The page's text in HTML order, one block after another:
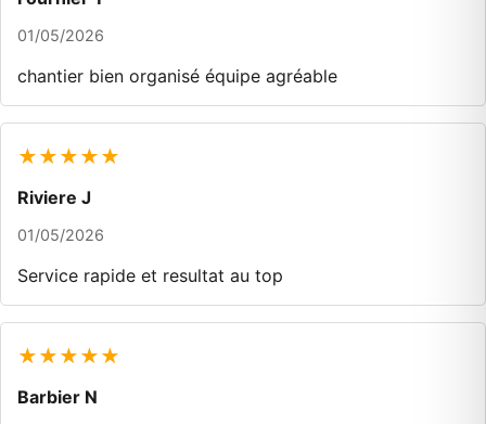
01/05/2026
chantier bien organisé équipe agréable
★★★★★
Riviere J
01/05/2026
Service rapide et resultat au top
★★★★★
Barbier N